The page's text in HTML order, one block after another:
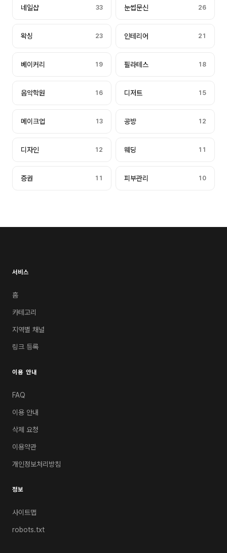
네일샵 33 눈썹문신 26
왁싱 23 인테리어 21
베이커리 19 필라테스 18
음악학원 16 디저트 15
메이크업 13 공방 12
디자인 12 웨딩 11
증권 11 피부관리 10
서비스
홈
카테고리
지역별 채널
링크 등록
이용 안내
FAQ
이용 안내
삭제 요청
이용약관
개인정보처리방침
정보
사이트맵
robots.txt